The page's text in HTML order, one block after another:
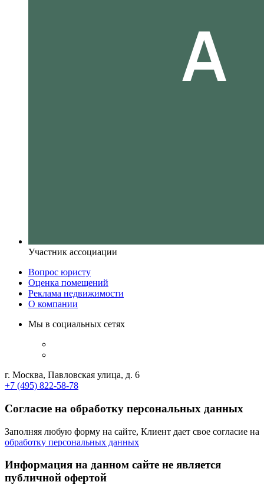
Участник ассоциации
Вопрос юристу
Оценка помещений
Реклама недвижимости
О компании
Мы в социальных сетях
г. Москва, Павловская улица, д. 6
+7 (495) 822-58-78
Согласие на обработку персональных данных
Заполняя любую форму на сайте, Клиент дает свое согласие на
обработку персональных данных
Информация на данном сайте не является
публичной офертой